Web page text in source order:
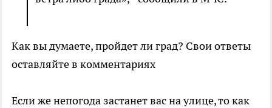
Как вы думаете, пройдет ли град? Свои ответы
оставляйте в комментариях
Если же непогода застанет вас на улице, то как